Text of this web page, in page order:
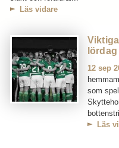
Läs vidare
lördag
12 sep
som
Läs